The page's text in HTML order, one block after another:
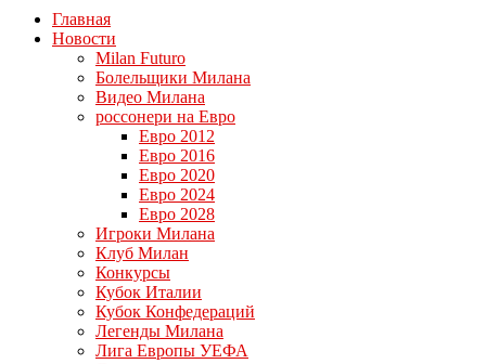
Главная
Новости
Milan Futuro
Болельщики Милана
Видео Милана
россонери на Евро
Евро 2012
Евро 2016
Евро 2020
Евро 2024
Евро 2028
Игроки Милана
Клуб Милан
Конкурсы
Кубок Италии
Кубок Конфедераций
Легенды Милана
Лига Европы УЕФА